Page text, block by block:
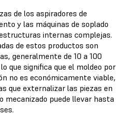
de los aspiradores de
y las máquinas de soplado
internas complejas.
de estos productos son
generalmente de 10 a 100
que significa que el moldeo por
no es económicamente viable,
que externalizar las piezas en
mecanizado puede llevar hasta